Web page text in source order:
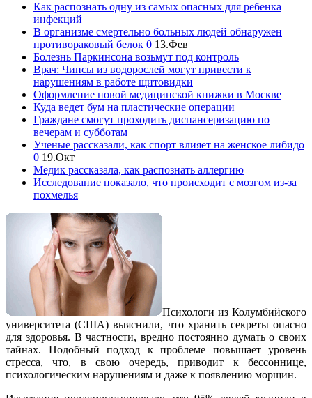
Как распознать одну из самых опасных для ребенка
инфекций
В организме смертельно больных людей обнаружен
противораковый белок 0 13.Фев
Болезнь Паркинсона возьмут под контроль
Врач: Чипсы из водорослей могут привести к
нарушениям в работе щитовидки
Оформление новой медицинской книжки в Москве
Куда ведет бум на пластические операции
Граждане смогут проходить диспансеризацию по
вечерам и субботам
Ученые рассказали, как спорт влияет на женское либидо
0 19.Окт
Медик рассказала, как распознать аллергию
Исследование показало, что происходит с мозгом из-за
похмелья
Психологи из Колумбийского
университета (США) выяснили, что хранить секреты опасно
для здоровья. В частности, вредно постоянно думать о своих
тайнах. Подобный подход к проблеме повышает уровень
стресса, что, в свою очередь, приводит к бессоннице,
психологическим нарушениям и даже к появлению морщин.